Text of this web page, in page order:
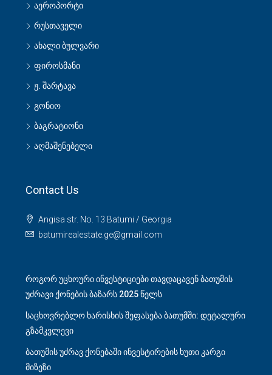
აეროპორტი
რუსთაველი
ახალი ბულვარი
ფიროსმანი
ჟ. შარტავა
გონიო
ბაგრატიონი
აღმაშენებელი
Contact Us
Angisa str. No. 13 Batumi / Georgia
batumirealestate.ge@gmail.com
როგორ უცხოური ინვესტიციები თავდაცავენ ბათუმის
უძრავი ქონების ბაზარს 2025 წელს
საცხოვრებლო ხარისხის შეფასება ბათუმში: დეტალური
გზამკვლევი
ბათუმის უძრავ ქონებაში ინვესტირების ხუთი კარგი
მიზეზი